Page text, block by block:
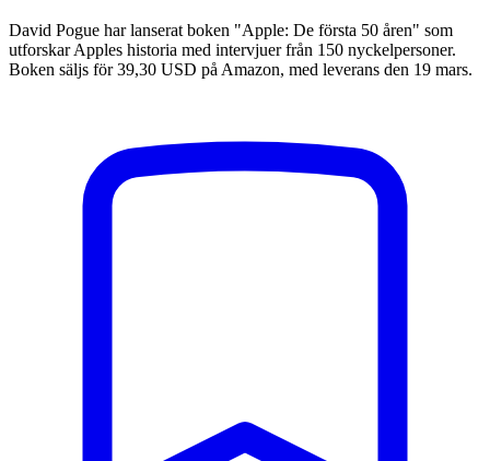
David Pogue har lanserat boken "Apple: De första 50 åren" som
utforskar Apples historia med intervjuer från 150 nyckelpersoner.
Boken säljs för 39,30 USD på Amazon, med leverans den 19 mars.